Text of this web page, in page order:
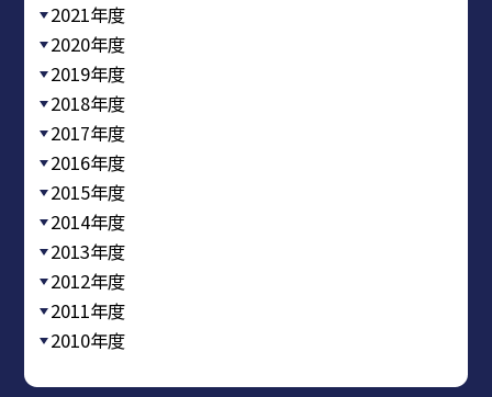
2021年度
2020年度
2019年度
2018年度
2017年度
2016年度
2015年度
2014年度
2013年度
2012年度
2011年度
2010年度